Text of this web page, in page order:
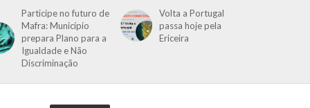
Participe no futuro de
Mafra: Município
prepara Plano para a
Igualdade e Não
Discriminação
Volta a Portugal
passa hoje pela
Ericeira